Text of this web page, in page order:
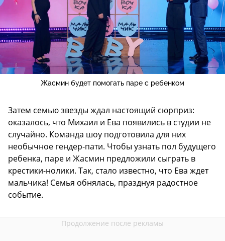
Жасмин будет помогать паре с ребенком
Затем семью звезды ждал настоящий сюрприз:
оказалось, что Михаил и Ева появились в студии не
случайно. Команда шоу подготовила для них
необычное гендер-пати. Чтобы узнать пол будущего
ребенка, паре и Жасмин предложили сыграть в
крестики-нолики. Так, стало известно, что Ева ждет
мальчика! Семья обнялась, празднуя радостное
событие.